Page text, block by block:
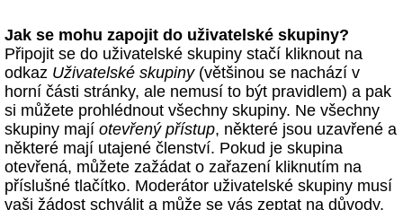
Jak se mohu zapojit do uživatelské skupiny?
Připojit se do uživatelské skupiny stačí kliknout na
odkaz Uživatelské skupiny(většinou se nachází v
horní části stránky, ale nemusí to být pravidlem) a pak
si můžete prohlédnout všechny skupiny. Ne všechny
skupiny mají otevřený přístup, některé jsou uzavřené a
některé mají utajené členství. Pokud je skupina
otevřená, můžete zažádat o zařazení kliknutím na
příslušné tlačítko. Moderátor uživatelské skupiny musí
vaši žádost schválit a může se vás zeptat na důvody,